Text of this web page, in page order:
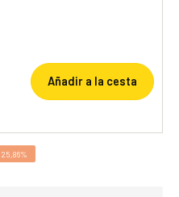
Añadir a la cesta
25,86%